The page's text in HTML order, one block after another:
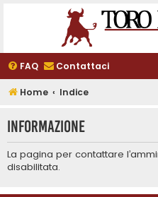
FAQ Contattaci
Home Indice
Informazione
La pagina per contattare
disabilitata.